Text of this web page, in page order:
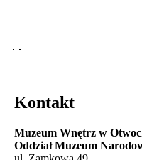
Kontakt
Muzeum Wnętrz w
Oddział Muzeum